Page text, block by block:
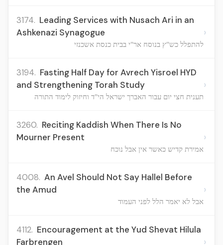
3174. Leading Services with Nusach Ari in an
Ashkenazi Synagogue
להתפלל כש"ץ בנוסח אר"י בבית כנסת אשכנזי
›
3194. Fasting Half Day for Avrech Yisroel HYD
and Strengthening Torah Study
תענית חצי יום עבור האברך ישראל הי"ד וחיזוק לימוד התורה
›
3260. Reciting Kaddish When There Is No
Mourner Present
אמירת קדיש כאשר אין אבל נוכח
›
4008. An Avel Should Not Say Hallel Before
the Amud
אבל לא יאמר הלל לפני העמוד
›
4112. Encouragement at the Yud Shevat Hilula
Farbrengen
›